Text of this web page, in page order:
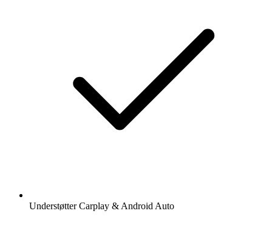
Understøtter Carplay & Android Auto